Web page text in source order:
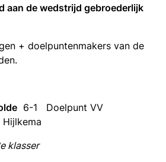
aan de wedstrijd gebroederlijk
+ doelpuntenmakers van de
6-1 Doelpunt VV
klasser